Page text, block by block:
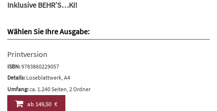
Inklusive BEHR’S…KI!
Wählen Sie Ihre Ausgabe:
Printversion
ISBN:9783860229057
Details: Loseblattwerk, A4
Umfang:ca. 1.240 Seiten, 2 Ordner
ab149,50 €